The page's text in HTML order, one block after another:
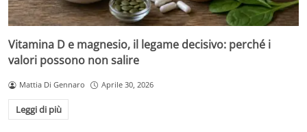
Vitamina D e magnesio, il legame decisivo: perché i
valori possono non salire
Mattia Di Gennaro Aprile 30, 2026
Leggi di più